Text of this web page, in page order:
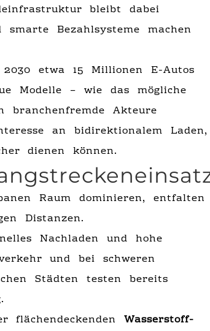
bleibt dabei
Bezahlsysteme machen
etwa 15 Millionen E-Autos
Modelle – wie das mögliche
branchenfremde Akteure
an bidirektionalem Laden,
dienen können.
Raum dominieren, entfalten
Distanzen.
Nachladen und hohe
und bei schweren
Städten testen bereits
Wasserstoff-